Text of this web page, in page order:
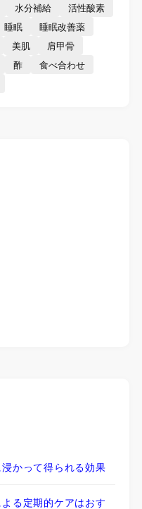
水分補給
活性酸素
睡眠
睡眠改善薬
美肌
肩甲骨
酢
食べ合わせ
かって得られる効果
る定期的ケアはおす